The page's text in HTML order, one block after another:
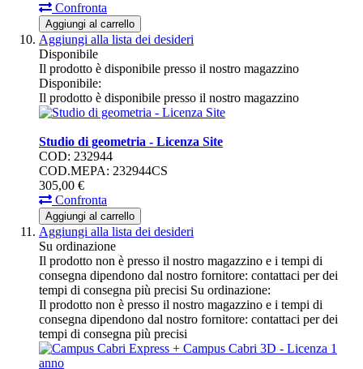
Confronta
Aggiungi al carrello
Aggiungi alla lista dei desideri
Disponibile
Il prodotto è disponibile presso il nostro magazzino
Disponibile:
Il prodotto è disponibile presso il nostro magazzino
Studio di geometria - Licenza Site
COD: 232944
COD.MEPA: 232944CS
305,00 €
Confronta
Aggiungi al carrello
Aggiungi alla lista dei desideri
Su ordinazione
Il prodotto non è presso il nostro magazzino e i tempi di
consegna dipendono dal nostro fornitore: contattaci per dei
tempi di consegna più precisi Su ordinazione:
Il prodotto non è presso il nostro magazzino e i tempi di
consegna dipendono dal nostro fornitore: contattaci per dei
tempi di consegna più precisi